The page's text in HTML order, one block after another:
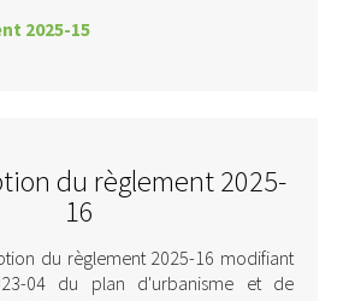
2025-15
du règlement 2025-
16
du règlement 2025-16 modifiant
04 du plan d'urbanisme et de